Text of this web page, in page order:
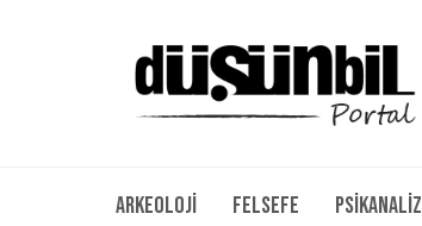
Arkeoloji Felsefe Psikanaliz